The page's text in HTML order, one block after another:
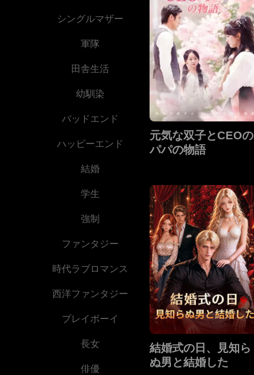
シングルマザー
軍隊
田舎生活
幼馴染
バッドエンド
ハッピーエンド
結婚
学生
強制
ファンタジー
時代ラブロマンス
西洋ファンタジー
プレイボーイ
長女
俳優
元気な双子とCEOの
パパの物語
結婚式の日、見知ら
ぬ男と結婚した